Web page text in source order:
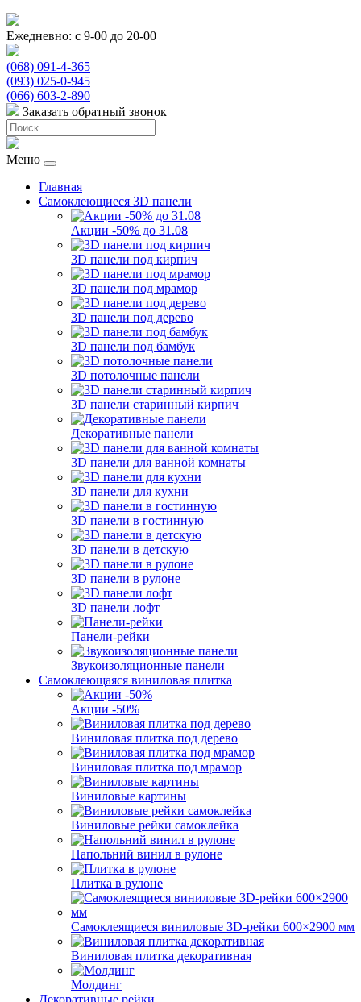
Ежедневно: с 9-00 до 20-00
(068) 091-4-365
(093) 025-0-945
(066) 603-2-890
Заказать обратный звонок
Меню
Главная
Самоклеющиеся 3D панели
Акции -50% до 31.08
3D панели под кирпич
3D панели под мрамор
3D панели под дерево
3D панели под бамбук
3D потолочные панели
3D панели старинный кирпич
Декоративные панели
3D панели для ванной комнаты
3D панели для кухни
3D панели в гостинную
3D панели в детскую
3D панели в рулоне
3D панели лофт
Панели-рейки
Звукоизоляционные панели
Самоклеющаяся виниловая плитка
Акции -50%
Виниловая плитка под дерево
Виниловая плитка под мрамор
Виниловые картины
Виниловые рейки самоклейка
Напольний винил в рулоне
Плитка в рулоне
Самоклеящиеся виниловые 3D‑рейки 600×2900 мм
Виниловая плитка декоративная
Молдинг
Декоративные рейки